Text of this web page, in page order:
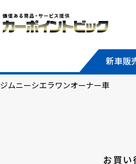
新車販
ジムニーシエラワンオーナー車
お買い